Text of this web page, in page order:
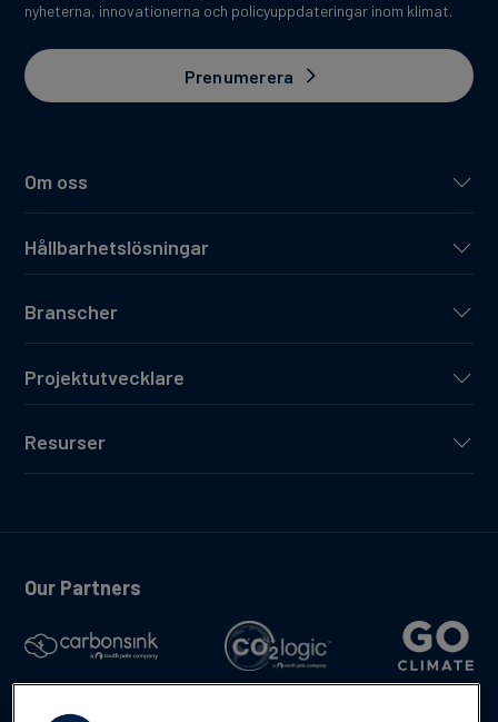
Om oss
Hållbarhetslösningar
Branscher
Projektutvecklare
Resurser
nyheterna, innovationerna och policyuppdateringar inom klimat.
Prenumerera
Our Partners